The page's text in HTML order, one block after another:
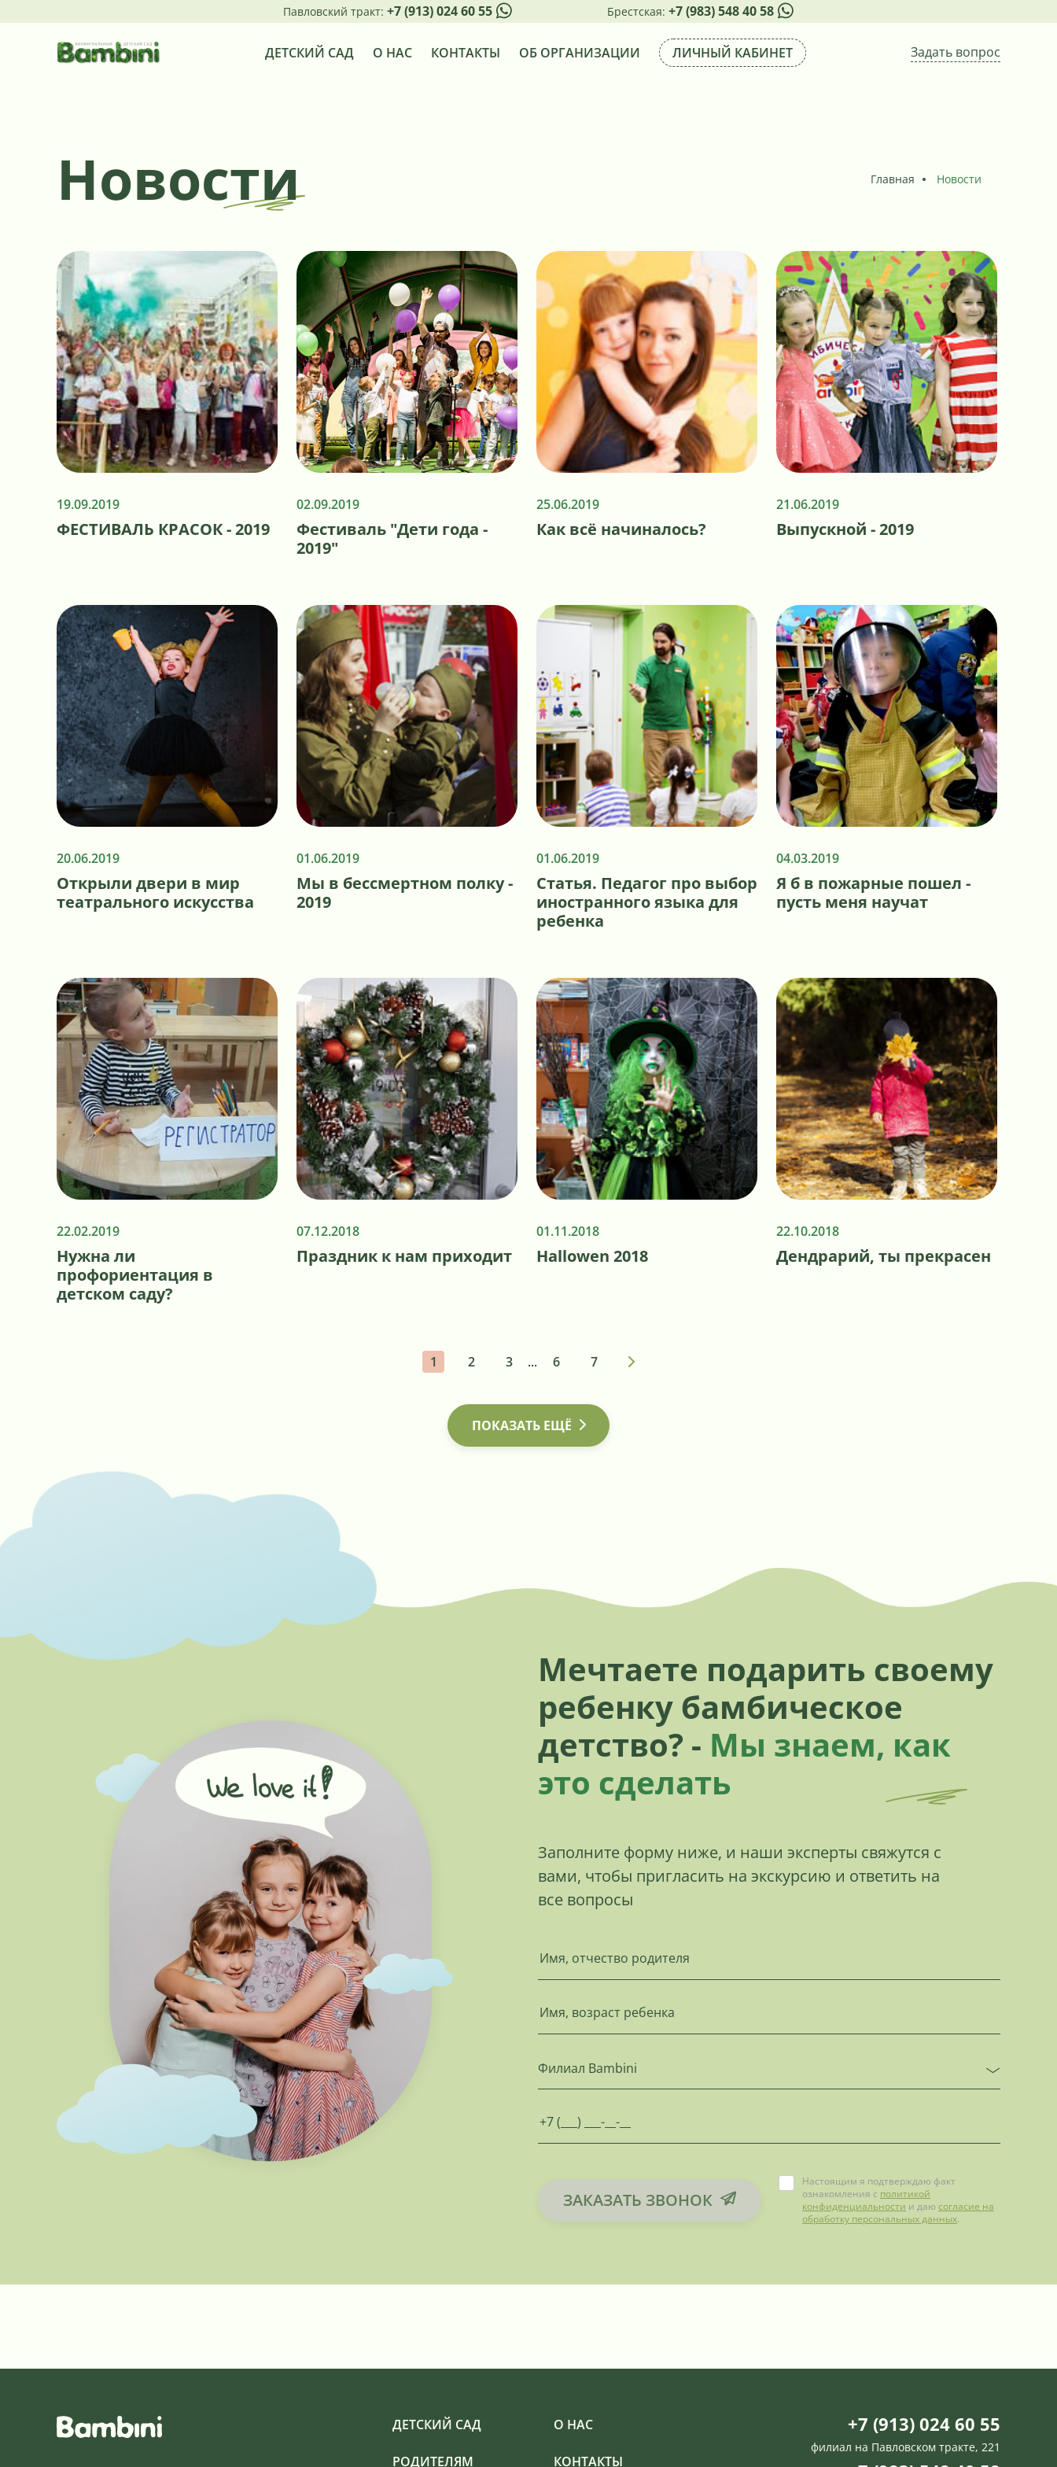
Павловский тракт: +7 (913) 024 60 55 Брестская: +7 (983) 548 40 58
ДЕТСКИЙ САД О НАС КОНТАКТЫ ОБ ОРГАНИЗАЦИИ ЛИЧНЫЙ КАБИНЕТ Задать вопрос
Новости Главная Новости
19.09.2019
ФЕСТИВАЛЬ КРАСОК - 2019
02.09.2019
Фестиваль "Дети года -
2019"
25.06.2019
Как всё начиналось?
21.06.2019
Выпускной - 2019
20.06.2019
Открыли двери в мир
театрального искусства
01.06.2019
Мы в бессмертном полку -
2019
01.06.2019
Статья. Педагог про выбор
иностранного языка для
ребенка
04.03.2019
Я б в пожарные пошел -
пусть меня научат
22.02.2019
Нужна ли
профориентация в
детском саду?
07.12.2018
Праздник к нам приходит
01.11.2018
Hallowen 2018
22.10.2018
Дендрарий, ты прекрасен
1 2 3 ... 6 7
ПОКАЗАТЬ ЕЩЁ
Мечтаете подарить своему
ребенку бамбическое
детство? - Мы знаем, как
это сделать
Заполните форму ниже, и наши эксперты свяжутся с
вами, чтобы пригласить на экскурсию и ответить на
все вопросы
Филиал Bambini
ЗАКАЗАТЬ ЗВОНОК
Настоящим я подтверждаю факт
ознакомления с политикой
конфиденциальности и даю согласие на
обработку персональных данных.
ДЕТСКИЙ САД
РОДИТЕЛЯМ
О НАС
КОНТАКТЫ
+7 (913) 024 60 55
филиал на Павловском тракте, 221